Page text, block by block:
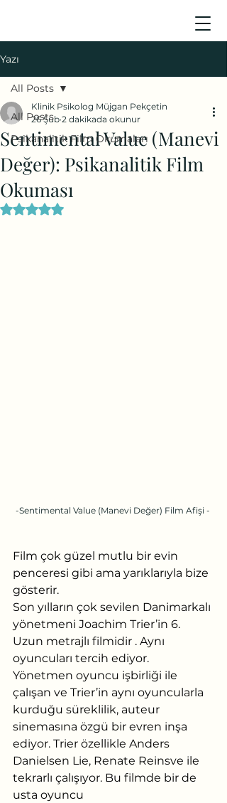
Yazı
All Posts
Psikanalitik Film Okumaları
All Posts
Sentimental Value (Manevi
Değer): Psikanalitik Film
Okuması
Klinik Psikolog Müjgan Pekçetin
26 Şub 2 dakikada okunur
5 üzerinden NaN yıldız
-Sentimental Value (Manevi Değer) Film Afişi -
Film çok güzel mutlu bir evin
penceresi gibi ama yarıklarıyla bize
gösterir.
Son yılların çok sevilen Danimarkalı
yönetmeni Joachim Trier’in 6.
Uzun metrajlı filmidir . Aynı
oyuncuları tercih ediyor.
Yönetmen oyuncu işbirliği ile
çalışan ve Trier’in aynı oyuncularla
kurduğu süreklilik, auteur
sinemasına özgü bir evren inşa
ediyor. Trier özellikle Anders
Danielsen Lie, Renate Reinsve ile
tekrarlı çalışıyor. Bu filmde bir de
usta oyuncu